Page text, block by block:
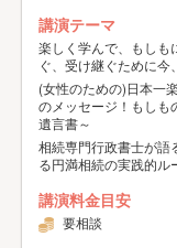
講演テーマ
楽しく学んで、もしも
ぐ、受け継ぐために今
(女性のための)日本一
のメッセージ！もしも
遺言書～
相続専門行政書士が語
る円満相続の実践的ル
講演料金目安
要相談